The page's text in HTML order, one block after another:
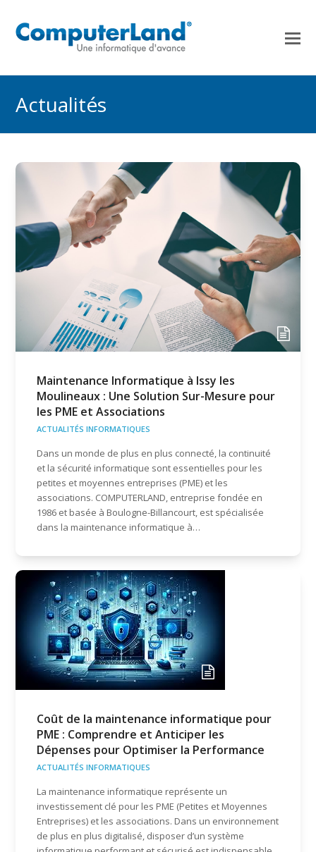
Actualités
Maintenance Informatique à Issy les
Moulineaux : Une Solution Sur-Mesure pour
les PME et Associations
ACTUALITÉS INFORMATIQUES
Dans un monde de plus en plus connecté, la continuité
et la sécurité informatique sont essentielles pour les
petites et moyennes entreprises (PME) et les
associations. COMPUTERLAND, entreprise fondée en
1986 et basée à Boulogne-Billancourt, est spécialisée
dans la maintenance informatique à…
Coût de la maintenance informatique pour
PME : Comprendre et Anticiper les
Dépenses pour Optimiser la Performance
ACTUALITÉS INFORMATIQUES
La maintenance informatique représente un
investissement clé pour les PME (Petites et Moyennes
Entreprises) et les associations. Dans un environnement
de plus en plus digitalisé, disposer d’un système